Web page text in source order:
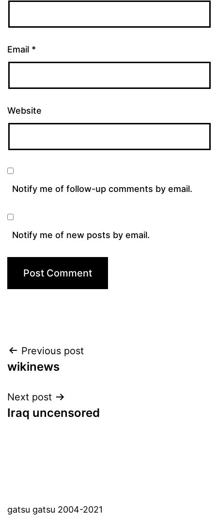
Email *
Website
Notify me of follow-up comments by email.
Notify me of new posts by email.
Post
navigation
Previous post
wikinews
Next post
Iraq uncensored
gatsu gatsu 2004-2021